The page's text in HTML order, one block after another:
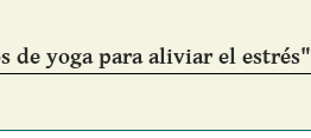
de yoga para aliviar el estrés"